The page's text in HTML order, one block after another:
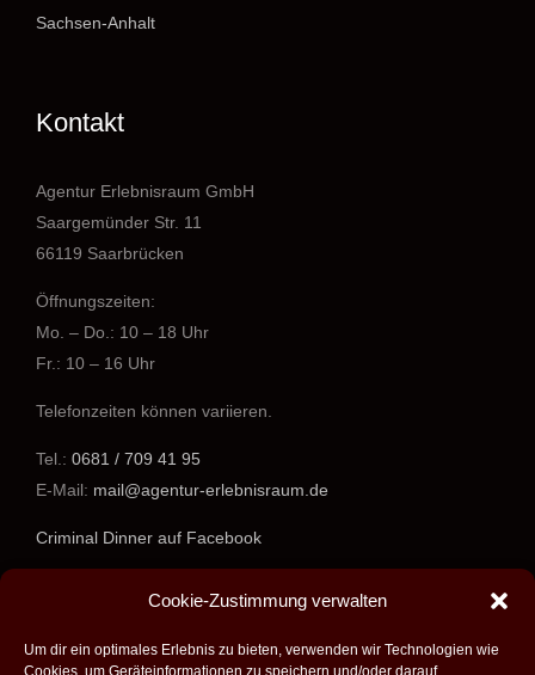
Cookie-Zustimmung verwalten
Um dir ein optimales Erlebnis zu bieten, verwenden wir Technologien wie
Cookies, um Geräteinformationen zu speichern und/oder darauf
Sachsen-Anhalt
Kontakt
Agentur Erlebnisraum GmbH
Saargemünder Str. 11
66119 Saarbrücken
Öffnungszeiten:
Mo. – Do.: 10 – 18 Uhr
Fr.: 10 – 16 Uhr
Telefonzeiten können variieren.
Tel.: 0681 / 709 41 95
E-Mail: mail@agentur-erlebnisraum.de
Criminal Dinner auf Facebook